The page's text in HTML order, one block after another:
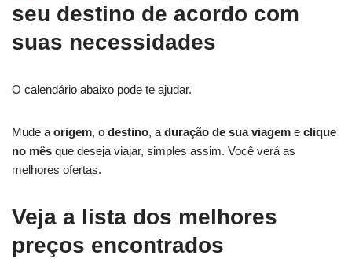
seu destino de acordo com
suas necessidades
O calendário abaixo pode te ajudar.
Mude a origem, o destino, a duração de sua viagem e clique
no mês que deseja viajar, simples assim. Você verá as
melhores ofertas.
Veja a lista dos melhores
preços encontrados